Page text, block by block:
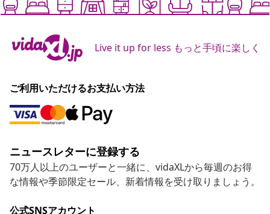
Live it up for less もっと手頃に楽しく
ご利用いただけるお支払い方法
ニュースレターに登録する
70万人以上のユーザーと一緒に、vidaXLから毎週のお得
な情報や季節限定セール、新着情報を受け取りましょう。
公式SNSアカウント